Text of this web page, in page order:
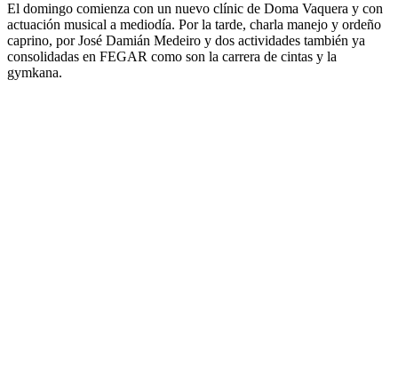
El domingo comienza con un nuevo clínic de Doma Vaquera y con
actuación musical a mediodía. Por la tarde, charla manejo y ordeño
caprino, por José Damián Medeiro y dos actividades también ya
consolidadas en FEGAR como son la carrera de cintas y la
gymkana.